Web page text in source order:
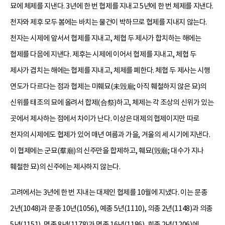
묘에 체제를 지낸다. 3년에 한 번 협제를 지내고 5년에 한 번 체제를 지낸다.
천자와 제후 모두 봄에는 바치는 물건이 박하므로 협제를 지내지 않는다.
천자는 시제에 앞서서 협제를 지내고, 체협 두 제사가 합치하는 해에는
협제를 다음에 지낸다. 제후는 시제에 이어서 협제를 지내고, 체협 두
제사가 겹치는 해에는 협제를 지내고, 체제를 폐한다. 체협 두 제사는 시행
연도가 다르다는 점과 협제는 미훼묘(未毁廟; 아직 훼철하지 않은 묘)의
신위를 태조의 묘에 올려서 합제(合祭)하고, 체제는 각 조상의 신위가 있는
곳에서 제사하는 점에서 차이가 난다. 이상은 대제의 협제이지만 따로
천자의 시제에도 협제가 있어 매년 여름과 가을, 겨울의 세 시기에 지낸다.
이 협제에는 군묘(羣廟)의 신주만을 합제하고, 훼묘(毁廟; 대수가 지나
훼철한 묘)의 신주에는 제사하지 않는다.
고려에서는 3년에 한 번 지내는 대제인 협제를 10월에 지냈다. 이는 문종
2년(1048)과 문종 10년(1056), 예종 5년(1110), 의종 2년(1148)과 의종